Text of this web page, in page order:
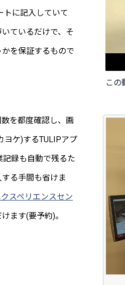
トに記入していて
ているだけで、そ
を保証するもので
この
を都度確認し、画
ヨケ)するTULIPアプ
記録も自動で残るた
る手間も省けま
スペリエンスセン
ます(要予約)。